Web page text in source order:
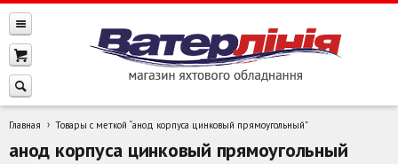
Главная Товары с меткой “анод корпуса цинковый прямоугольный”
анод корпуса цинковый прямоугольный